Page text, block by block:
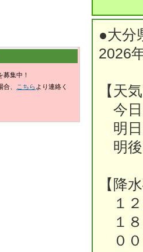
●大分
2026
【天
今日
明日
明後
【降
１２
１８
００
募集中！
、
こちら より連絡く